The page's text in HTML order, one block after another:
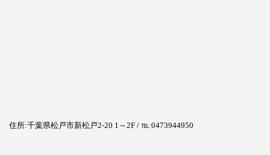
住所:千葉県松戸市新松戸2-20 1～2F / ℡:0473944950